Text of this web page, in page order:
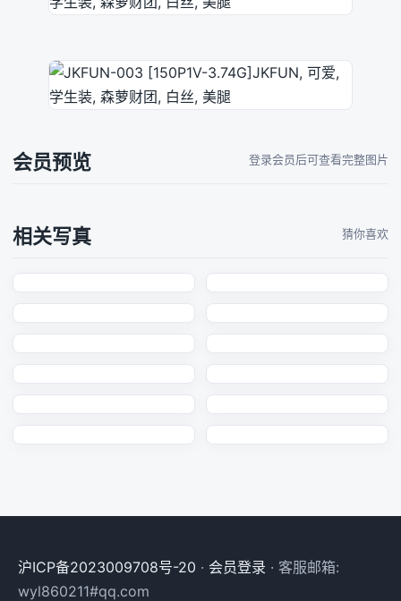
会员预览 登录会员后可查看完整图片
相关写真 猜你喜欢
沪ICP备2023009708号-20 · 会员登录 · 客服邮箱:
wyl860211#qq.com